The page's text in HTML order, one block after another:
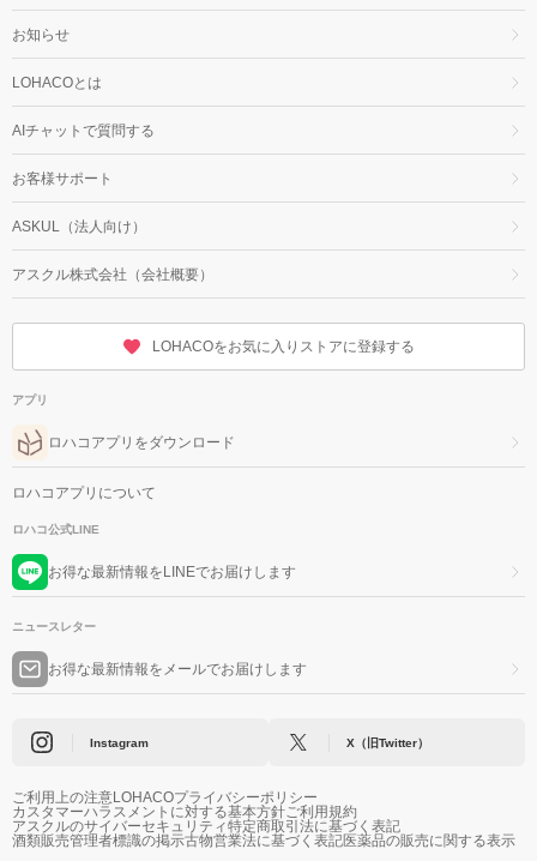
お知らせ
LOHACOとは
AIチャットで質問する
お客様サポート
ASKUL（法人向け）
アスクル株式会社（会社概要）
LOHACOをお気に入りストアに登録する
アプリ
ロハコアプリをダウンロード
ロハコアプリについて
ロハコ公式LINE
お得な最新情報をLINEでお届けします
ニュースレター
お得な最新情報をメールでお届けします
Instagram X（旧Twitter）
ご利用上の注意LOHACOプライバシーポリシー
カスタマーハラスメントに対する基本方針ご利用規約
アスクルのサイバーセキュリティ特定商取引法に基づく表記
酒類販売管理者標識の掲示古物営業法に基づく表記医薬品の販売に関する表示